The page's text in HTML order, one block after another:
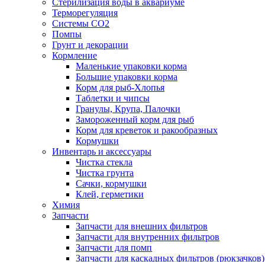
Терморегуляция
Системы СО2
Помпы
Грунт и декорации
Кормление
Маленькие упаковки корма
Большие упаковки корма
Корм для рыб-Хлопья
Таблетки и чипсы
Гранулы, Крупа, Палочки
Замороженный корм для рыб
Корм для креветок и ракообразных
Кормушки
Инвентарь и аксессуары
Чистка стекла
Чистка грунта
Сачки, кормушки
Клей, герметики
Химия
Запчасти
Запчасти для внешних фильтров
Запчасти для внутренних фильтров
Запчасти для помп
Запчасти для каскадных фильтров (рюкзачков)